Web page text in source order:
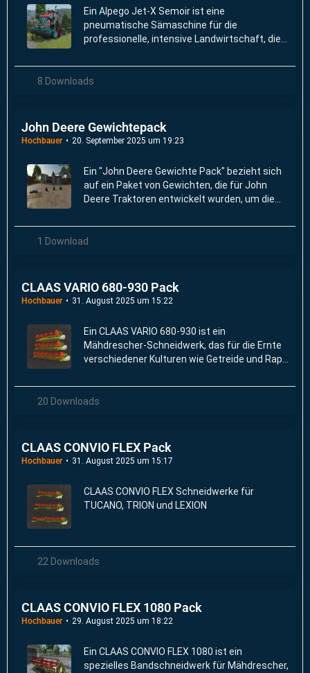
Ein Alpego Jet-X Semoir ist eine
pneumatische Sämaschine für die
professionelle, intensive Landwirtschaft, die
kombiniert werden kann.
8 Downloads
John Deere Gewichtepack
Hochbauer 20. September 2025 um 19:23
Ein "John Deere Gewichte Pack" bezieht sich
auf ein Paket von Gewichten, die für John
Deere Traktoren entwickelt wurden, um die
und die Traktionskraft zu erhöhen.
1 Download
CLAAS VARIO 680-930 Pack
Hochbauer 31. August 2025 um 15:22
Ein CLAAS VARIO 680-930 ist ein
Mähdrescher-Schneidwerk, das für die Ernte
verschiedener Kulturen wie Getreide und Raps
20 Downloads
CLAAS CONVIO FLEX Pack
Hochbauer 31. August 2025 um 15:17
CLAAS CONVIO FLEX Schneidwerke für
TUCANO, TRION und LEXION
22 Downloads
CLAAS CONVIO FLEX 1080 Pack
Hochbauer 29. August 2025 um 18:22
Ein CLAAS CONVIO FLEX 1080 ist ein
spezielles Bandschneidwerk für Mähdrescher,